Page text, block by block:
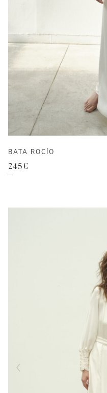
BATA ROCÍO
245€